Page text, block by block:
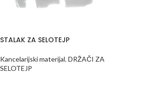
STALAK ZA SELOTEJP
Kancelarijski materijal, DRŽAČI ZA
SELOTEJP